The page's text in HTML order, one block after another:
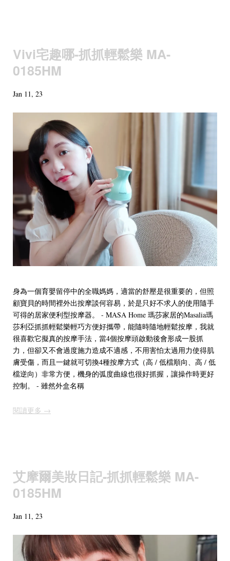
Vivi宅趣哪-抓抓輕鬆樂 MA-
0185HM
Jan 11, 23
身為一個育嬰留停中的全職媽媽，適當的舒壓是很重要的，但照
顧寶貝的時間裡外出按摩談何容易，於是只好不求人的使用隨手
可得的居家便利型按摩器。 - MASA Home 瑪莎家居的Masalia瑪
莎利亞抓抓輕鬆樂輕巧方便好攜帶，能隨時隨地輕鬆按摩，我就
很喜歡它擬真的按摩手法，當4個按摩頭啟動後會形成一股抓
力，但卻又不會過度施力造成不適感，不用害怕太過用力使得肌
膚受傷，而且一鍵就可切換4種按摩方式（高 / 低檔順向、高 / 低
檔逆向）非常方便，機身的弧度曲線也很好抓握，讓操作時更好
控制。 - 雖然外盒名稱
閱讀更多 →
艾摩爾美妝日記-抓抓輕鬆樂 MA-
0185HM
Jan 11, 23